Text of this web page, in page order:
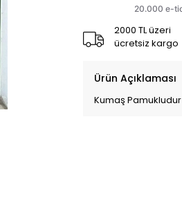
2000 TL üzeri
ücretsiz kargo
Ürün Açıklaması
Kumaş Pamukludur